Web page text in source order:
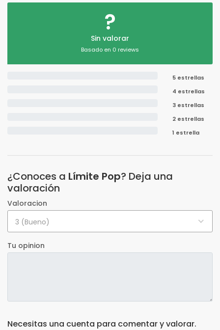
?
Sin valorar
Basado en 0 reviews
5 estrellas
4 estrellas
3 estrellas
2 estrellas
1 estrella
¿Conoces a Límite Pop? Deja una
valoración
Valoracion
3 (Bueno)
Tu opinion
Necesitas una cuenta para comentar y valorar.